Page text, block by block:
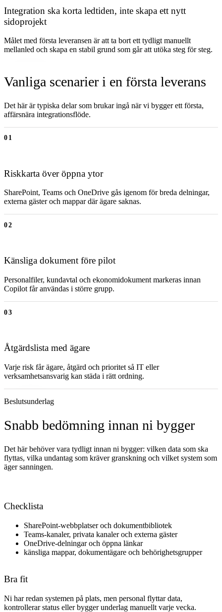
Integration ska korta ledtiden, inte skapa ett nytt
sidoprojekt
Målet med första leveransen är att ta bort ett tydligt manuellt
mellanled och skapa en stabil grund som går att utöka steg för steg.
Vanliga scenarier i en första leverans
Det här är typiska delar som brukar ingå när vi bygger ett första,
affärsnära integrationsflöde.
01
Riskkarta över öppna ytor
SharePoint, Teams och OneDrive gås igenom för breda delningar,
externa gäster och mappar där ägare saknas.
02
Känsliga dokument före pilot
Personalfiler, kundavtal och ekonomidokument markeras innan
Copilot får användas i större grupp.
03
Åtgärdslista med ägare
Varje risk får ägare, åtgärd och prioritet så IT eller
verksamhetsansvarig kan städa i rätt ordning.
Beslutsunderlag
Snabb bedömning innan ni bygger
Det här behöver vara tydligt innan ni bygger: vilken data som ska
flyttas, vilka undantag som kräver granskning och vilket system som
äger sanningen.
Checklista
SharePoint-webbplatser och dokumentbibliotek
Teams-kanaler, privata kanaler och externa gäster
OneDrive-delningar och öppna länkar
känsliga mappar, dokumentägare och behörighetsgrupper
Bra fit
Ni har redan systemen på plats, men personal flyttar data,
kontrollerar status eller bygger underlag manuellt varje vecka.